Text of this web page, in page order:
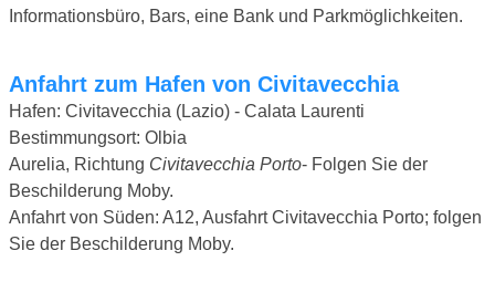
Informationsbüro, Bars, eine Bank und Parkmöglichkeiten.
Anfahrt zum Hafen von Civitavecchia
Hafen: Civitavecchia (Lazio) - Calata Laurenti
Bestimmungsort: Olbia
Aurelia, Richtung Civitavecchia Porto- Folgen Sie der
Beschilderung Moby.
Anfahrt von Süden: A12, Ausfahrt Civitavecchia Porto; folgen
Sie der Beschilderung Moby.